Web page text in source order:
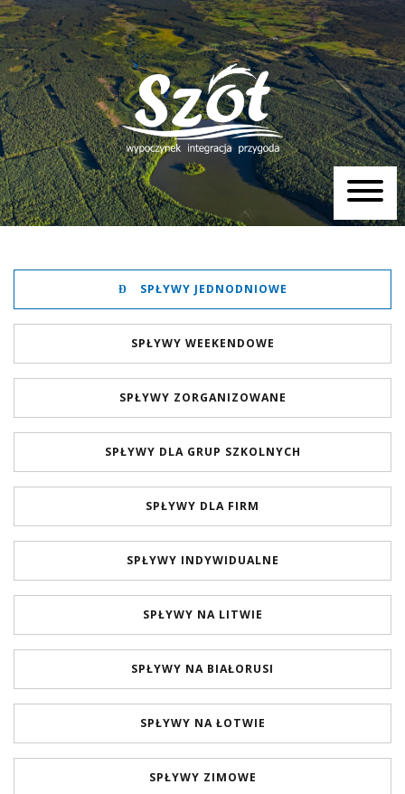
SPŁYWY JEDNODNIOWE
SPŁYWY WEEKENDOWE
SPŁYWY ZORGANIZOWANE
SPŁYWY DLA GRUP SZKOLNYCH
SPŁYWY DLA FIRM
SPŁYWY INDYWIDUALNE
SPŁYWY NA LITWIE
SPŁYWY NA BIAŁORUSI
SPŁYWY NA ŁOTWIE
SPŁYWY ZIMOWE